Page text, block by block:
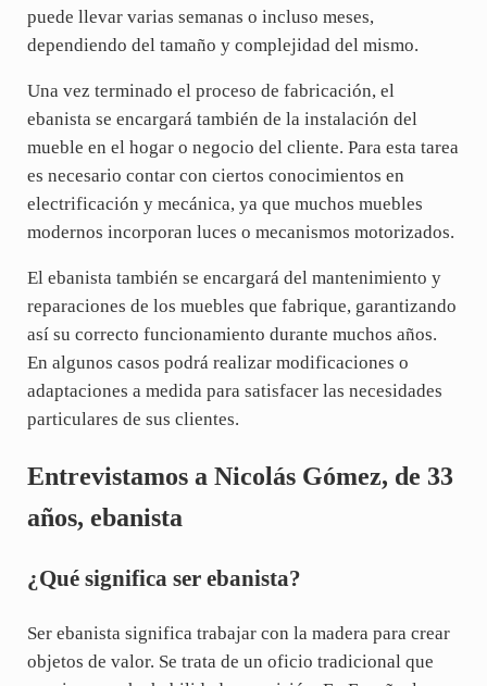
puede llevar varias semanas o incluso meses,
dependiendo del tamaño y complejidad del mismo.
Una vez terminado el proceso de fabricación, el
ebanista se encargará también de la instalación del
mueble en el hogar o negocio del cliente. Para esta tarea
es necesario contar con ciertos conocimientos en
electrificación y mecánica, ya que muchos muebles
modernos incorporan luces o mecanismos motorizados.
El ebanista también se encargará del mantenimiento y
reparaciones de los muebles que fabrique, garantizando
así su correcto funcionamiento durante muchos años.
En algunos casos podrá realizar modificaciones o
adaptaciones a medida para satisfacer las necesidades
particulares de sus clientes.
Entrevistamos a Nicolás Gómez, de 33
años, ebanista
¿Qué significa ser ebanista?
Ser ebanista significa trabajar con la madera para crear
objetos de valor. Se trata de un oficio tradicional que